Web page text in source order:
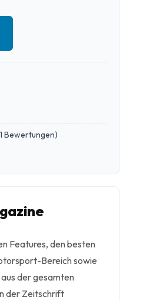
Bewertungen)
Features, den besten
Bereich sowie
der gesamten
der Zeitschrift